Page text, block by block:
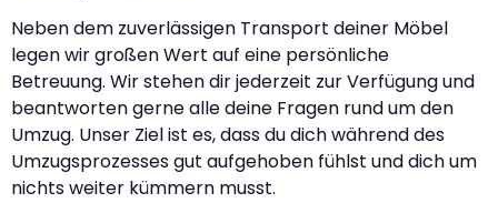
Neben dem zuverlässigen Transport deiner Möbel
legen wir großen Wert auf eine persönliche
Betreuung. Wir stehen dir jederzeit zur Verfügung und
beantworten gerne alle deine Fragen rund um den
Umzug. Unser Ziel ist es, dass du dich während des
Umzugsprozesses gut aufgehoben fühlst und dich um
nichts weiter kümmern musst.